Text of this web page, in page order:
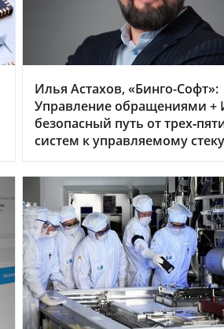
Илья Астахов, «Бинго-Софт»:
Управление обращениями +
безопасный путь от
систем к управляемому стеку